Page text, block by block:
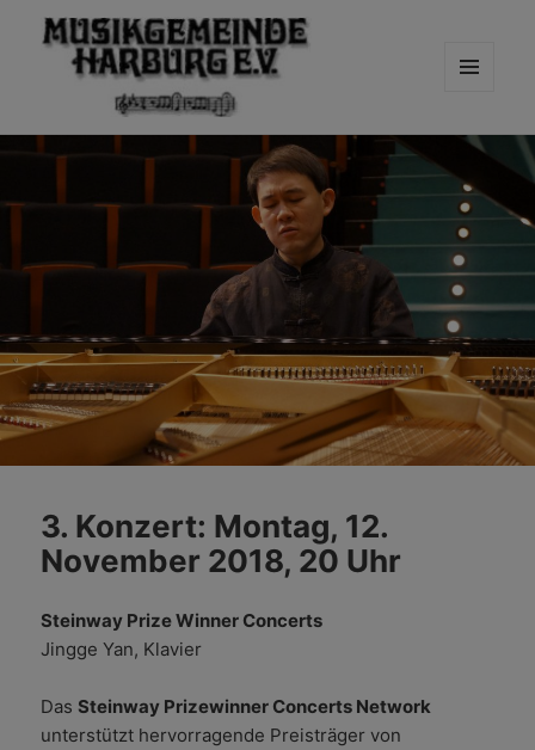
WIDGETS
3. Konzert: Montag, 12.
November 2018, 20 Uhr
Steinway Prize Winner Concerts
Jingge Yan, Klavier
Das Steinway Prizewinner Concerts Network
unterstützt hervorragende Preisträger von